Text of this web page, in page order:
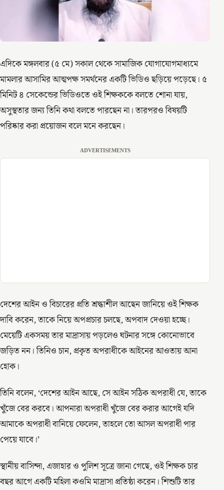
এদিকে মঙ্গলবার (৫ মে) সকাল থেকে সামাজিক যোগাযোগমাধ্যমে
মামলার আসামির আত্মপক্ষ সমর্থনের একটি ভিডিও ছড়িয়ে পড়েছে। ৫
মিনিট ৪ সেকেন্ডের ভিডিওতে ওই শিক্ষককে বলতে শোনা যায়,
অসুস্থতার জন্য তিনি কথা বলতে পারছেন না। তারপরও বিষয়টি
পরিষ্কার করা প্রয়োজন বলে মনে করছেন।
ADVERTISEMENTS
দেশের আইন ও বিচারের প্রতি শ্রদ্ধাশীল আছেন জানিয়ে ওই শিক্ষক
দাবি করেন, তাকে নিয়ে অপপ্রচার চলছে, অপবাদ দেওয়া হচ্ছে।
মেয়েটি একসময় তার মাদ্রাসায় পড়লেও ঘটনার সঙ্গে কোনোভাবে
জড়িত নন। তিনিও চান, প্রকৃত অপরাধীকে আইনের আওতায় আনা
হোক।
তিনি বলেন, ‘দেশের আইন আছে, সে আইন সঠিক অপরাধী যে, তাকে
খুঁজে বের করবে। আপনারা অপরাধী খুঁজে বের করার আগেই যদি
আমাকে অপরাধী বানিয়ে ফেলেন, তাহলে তো আসল অপরাধী পার
পেয়ে যাবে।’
স্থানীয় বাসিন্দা, এজাহার ও পুলিশ সূত্রে জানা গেছে, ওই শিক্ষক চার
বছর আগে একটি মহিলা কওমি মাদ্রাসা প্রতিষ্ঠা করেন। শিশুটি তার